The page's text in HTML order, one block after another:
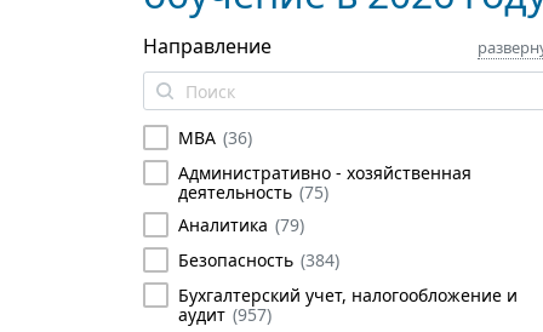
Направление
MBA (36)
Административно - хозяйственная
деятельность (75)
Аналитика (79)
Безопасность (384)
Бухгалтерский учет, налогообложение и
аудит (957)